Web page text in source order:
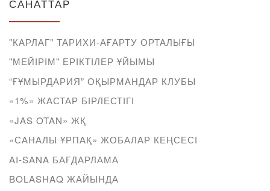
САНАТТАР
"КАРЛАГ" ТАРИХИ-АҒАРТУ ОРТАЛЫҒЫ
"МЕЙІРІМ" ЕРІКТІЛЕР ҰЙЫМЫ
“ҒҰМЫРДАРИЯ” ОҚЫРМАНДАР КЛУБЫ
«1%» ЖАСТАР БІРЛЕСТІГІ
«JAS OTAN» ЖҚ
«САНАЛЫ ҰРПАҚ» ЖОБАЛАР КЕҢСЕСІ
AI-SANA БАҒДАРЛАМА
BOLASHAQ ЖАЙЫНДА